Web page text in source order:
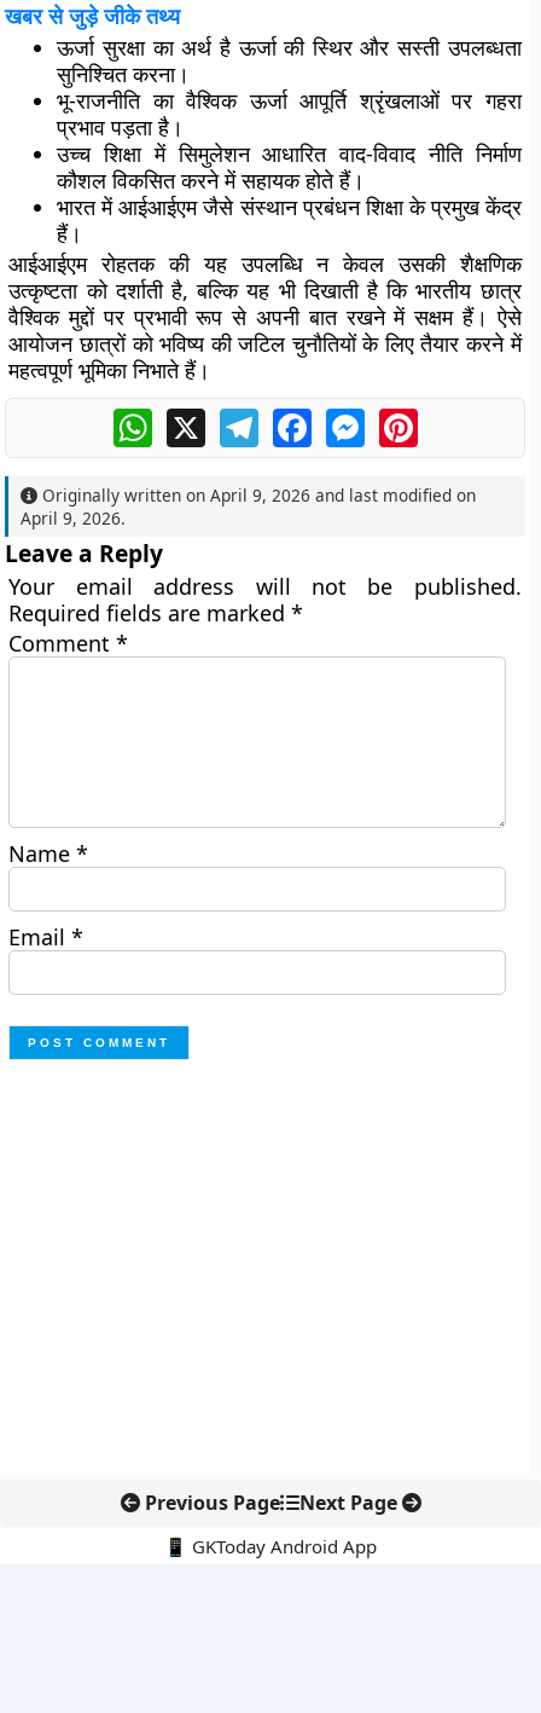
खबर से जुड़े जीके तथ्य
ऊर्जा सुरक्षा का अर्थ है ऊर्जा की स्थिर और सस्ती उपलब्धता
सुनिश्चित करना।
भू-राजनीति का वैश्विक ऊर्जा आपूर्ति श्रृंखलाओं पर गहरा
प्रभाव पड़ता है।
उच्च शिक्षा में सिमुलेशन आधारित वाद-विवाद नीति निर्माण
कौशल विकसित करने में सहायक होते हैं।
भारत में आईआईएम जैसे संस्थान प्रबंधन शिक्षा के प्रमुख केंद्र
हैं।
आईआईएम रोहतक की यह उपलब्धि न केवल उसकी शैक्षणिक
उत्कृष्टता को दर्शाती है, बल्कि यह भी दिखाती है कि भारतीय छात्र
वैश्विक मुद्दों पर प्रभावी रूप से अपनी बात रखने में सक्षम हैं। ऐसे
आयोजन छात्रों को भविष्य की जटिल चुनौतियों के लिए तैयार करने में
महत्वपूर्ण भूमिका निभाते हैं।
WhatsApp
X TelegramFacebookMessengerPinterest
Originally written onApril 9, 2026 and last modified on
April 9, 2026.
Leave a Reply
Your email address will not be published.
Required fields are marked*
Comment*
Name*
Email*
Previous Page Next Page
📱 GKToday Android App